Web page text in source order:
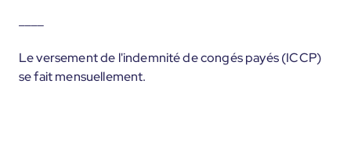
Le versement de l'indemnité de congés payés (ICCP)
se fait mensuellement.